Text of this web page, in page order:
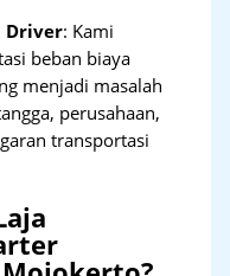
Driver: Kami
beban biaya
menjadi masalah
perusahaan,
transportasi